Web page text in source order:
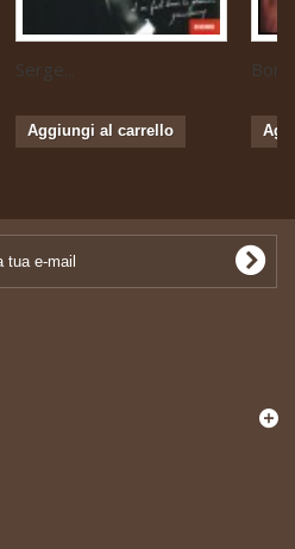
Serge...
Aggiungi al carrello